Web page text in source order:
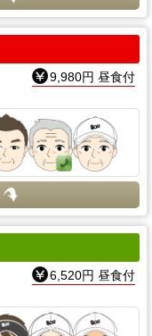
9,980円 昼食付
6,520円 昼食付